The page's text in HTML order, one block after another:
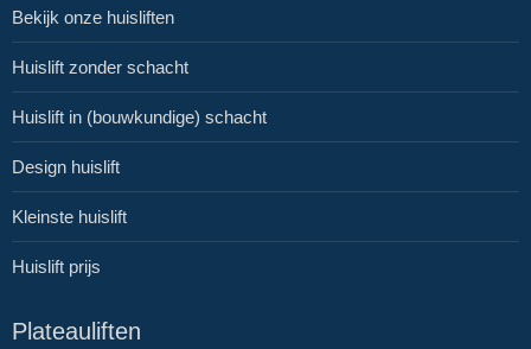
Bekijk onze huisliften
Huislift zonder schacht
Huislift in (bouwkundige) schacht
Design huislift
Kleinste huislift
Huislift prijs
Plateauliften